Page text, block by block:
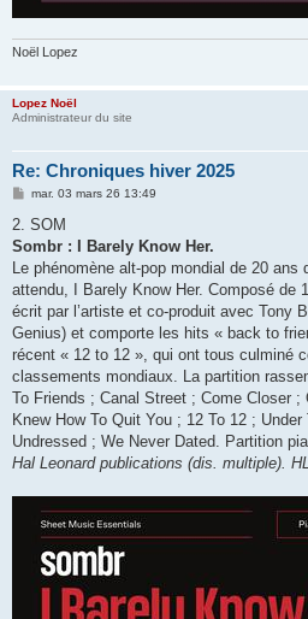
Noël Lopez
Lopez Noël
Administrateur du site
Re: Chroniques hiver 2025
M
s
a
g
mar. 03 mars 26 13:49
2. SOM
Sombr : I Barely Know Her.
Le phénomène alt-pop mondial de 20
attendu, I Barely Know Her. Composé de
écrit par l’artiste et co-produit avec Tony
Genius) et comporte les hits « back to
récent « 12 to 12 », qui ont tous culminé
classements mondiaux. La partition
To Friends ; Canal Street ; Come Closer ;
Knew How To Quit You ; 12 To 12 ; Under
Undressed ; We Never Dated. Partition
Hal Leonard publications (dis. multiple).